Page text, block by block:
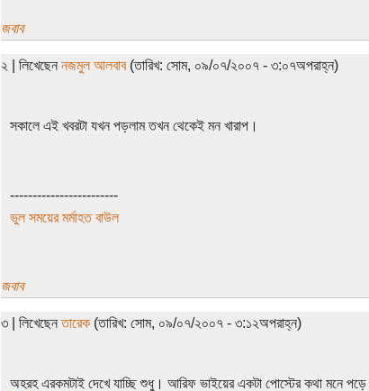
জবাব
২ | লিখেছেন নজমুল আলবাব(তারিখ: সোম, ০৯/০৭/২০০৭ - ৩:০৭অপরাহ্ন)
সকালে এই খবরটা যখন পড়লাম তখন থেকেই মন খারাপ।
------------------------
ভুল সময়ের মর্মাহত বাউল
জবাব
৩ | লিখেছেনতারেক(তারিখ: সোম, ০৯/০৭/২০০৭ - ৩:১২অপরাহ্ন)
অহরহ এরকমটাই দেখে যাচ্ছি শুধু। আরিফ ভাইয়ের একটা পোস্টের কথা মনে